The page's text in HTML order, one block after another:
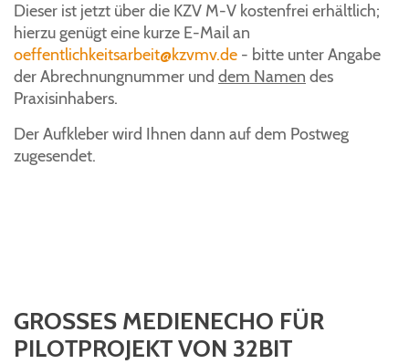
Dieser ist jetzt über die KZV M-V kostenfrei erhältlich;
hierzu genügt eine kurze E-Mail an
oeffentlichkeitsarbeit@kzvmv.de - bitte unter Angabe
der Abrechnungnummer und dem Namen des
Praxisinhabers.
Der Aufkleber wird Ihnen dann auf dem Postweg
zugesendet.
GROSSES MEDIENECHO FÜR P
ILOTPROJEKT VON 32BIT